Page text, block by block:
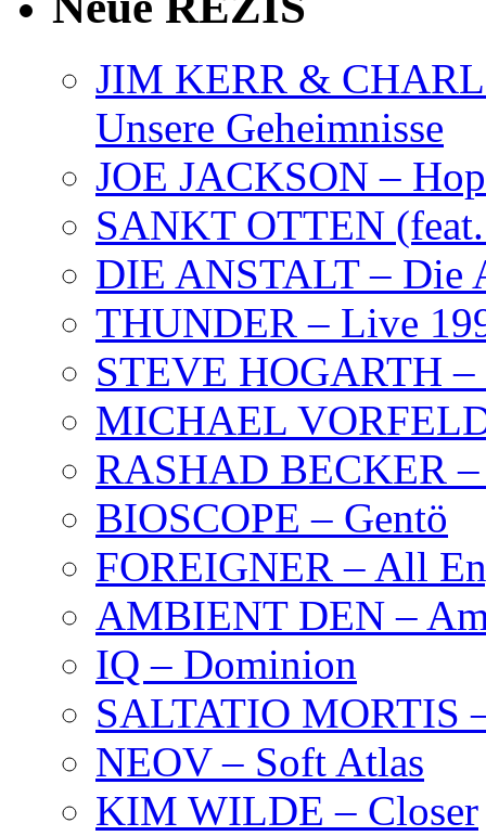
JIM KERR &
Unsere Geheimnisse
JOE JACKSON –
SANKT OTTEN
DIE ANSTALT – Die
THUNDER – Live
STEVE HOGARTH –
MICHAEL
RASHAD BECKER
BIOSCOPE – Gentö
FOREIGNER – All
AMBIENT DEN –
IQ – Dominion
SALTATIO MORTIS
NEOV – Soft Atlas
KIM WILDE – Closer